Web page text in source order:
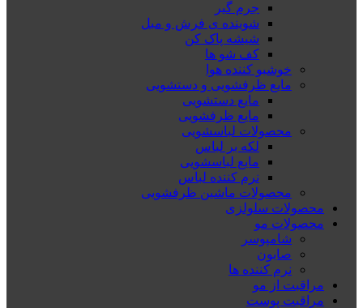
جرم گیر
شوینده ی فرش و مبل
شیشه پاک کن
کف شو ها
خوشبو کننده هوا
مایع ظرفشویی و دستشویی
مایع دستشویی
مایع ظرفشویی
محصولات لباسشویی
لکه بر لباس
مایع لباسشویی
نرم کننده لباس
محصولات ماشین ظرفشویی
محصولات سلولزی
محصولات مو
شامپوسر
صابون
نرم کننده ها
مراقبت از مو
مراقبت پوست